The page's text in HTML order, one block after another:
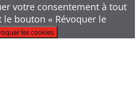
votre consentement à tout
bouton « Révoquer le
les cookies